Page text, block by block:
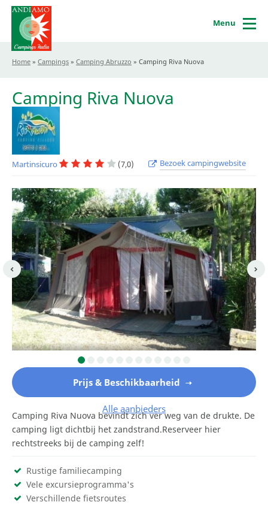
Menu
Home » Campings » Camping Abruzzo » Camping Riva Nuova
Camping Riva Nuova
Martinsicuro (7,0) Bezoek campingwebsite
Prijs & Beschikbaarheid
Alle aanbieders
Camping Riva Nuova bevindt zich ver weg van de drukte. De
camping ligt dichtbij het zandstrand.Reserveer hier
rechtstreeks bij de camping zelf!
Rustige familiecamping
Vele excursieprogramma's
Verschillende fietsroutes